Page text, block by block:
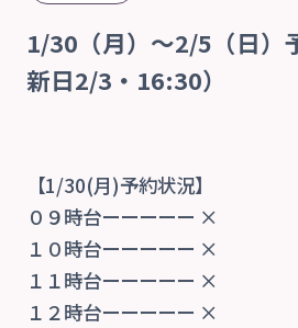
予約につい
院内紹介
診療案内
1/30（月）〜2/5（日）
新日2/3・16:30）
【1/30(月)予約状況】
０９時台ーーーーー ×
１０時台ーーーーー ×
１１時台ーーーーー ×
１２時台ーーーーー ×